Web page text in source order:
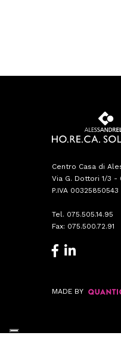
Centro Casa di
Via G. Dottori 1/3 -
P.IVA 00325850543
Tel. 075.505.14.95
Fax: 075.500.72.91
MADE BY